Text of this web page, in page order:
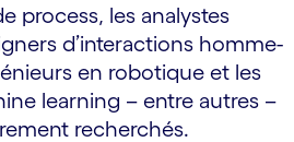
process, les analystes
d’interactions homme-
en robotique et les
learning – entre autres –
recherchés.